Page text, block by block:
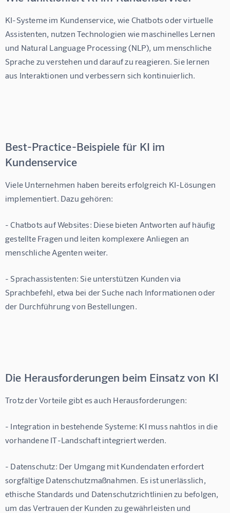
KI-Systeme im Kundenservice, wie Chatbots oder virtuelle
Assistenten, nutzen Technologien wie maschinelles Lernen
und Natural Language Processing (NLP), um menschliche
Sprache zu verstehen und darauf zu reagieren. Sie lernen
aus Interaktionen und verbessern sich kontinuierlich.
Best-Practice-Beispiele für KI im
Kundenservice
Viele Unternehmen haben bereits erfolgreich KI-Lösungen
implementiert. Dazu gehören:
- Chatbots auf Websites: Diese bieten Antworten auf häufig
gestellte Fragen und leiten komplexere Anliegen an
menschliche Agenten weiter.
- Sprachassistenten: Sie unterstützen Kunden via
Sprachbefehl, etwa bei der Suche nach Informationen oder
der Durchführung von Bestellungen.
Die Herausforderungen beim Einsatz von KI
Trotz der Vorteile gibt es auch Herausforderungen:
- Integration in bestehende Systeme: KI muss nahtlos in die
vorhandene IT-Landschaft integriert werden.
- Datenschutz: Der Umgang mit Kundendaten erfordert
sorgfältige Datenschutzmaßnahmen. Es ist unerlässlich,
ethische Standards und Datenschutzrichtlinien zu befolgen,
um das Vertrauen der Kunden zu gewährleisten und